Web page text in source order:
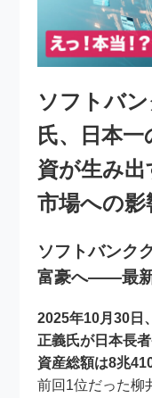
ソフトバ
氏、日本
資が生み出
市場への影
ソフトバンク
富豪へ――最
2025年10月30日
正義氏が日本長
資産総額は8兆
前回1位だった柳